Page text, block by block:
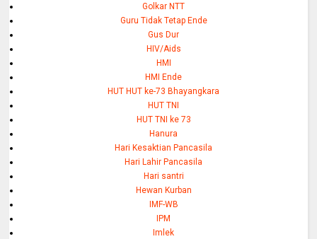
Golkar NTT
Guru Tidak Tetap Ende
Gus Dur
HIV/Aids
HMI
HMI Ende
HUT HUT ke-73 Bhayangkara
HUT TNI
HUT TNI ke 73
Hanura
Hari Kesaktian Pancasila
Hari Lahir Pancasila
Hari santri
Hewan Kurban
IMF-WB
IPM
Imlek